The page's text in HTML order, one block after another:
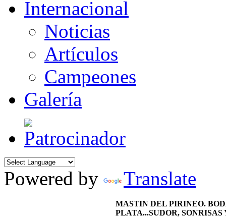
Internacional
Noticias
Artículos
Campeones
Galería
Powered by Translate
MASTIN DEL PIRINEO.
PLATA...SUDOR,